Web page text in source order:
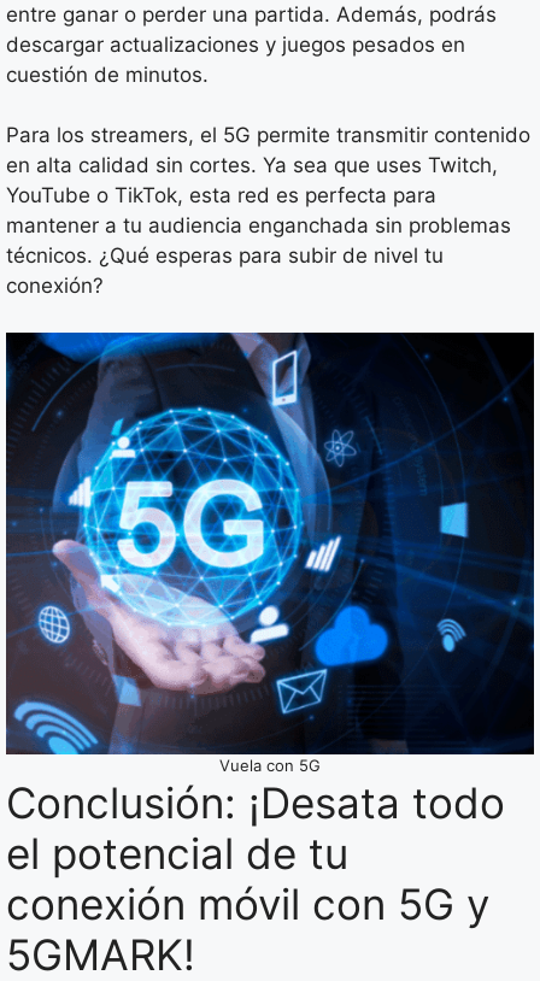
entre ganar o perder una partida. Además, podrás
descargar actualizaciones y juegos pesados en
cuestión de minutos.
Para los streamers, el 5G permite transmitir contenido
en alta calidad sin cortes. Ya sea que uses Twitch,
YouTube o TikTok, esta red es perfecta para
mantener a tu audiencia enganchada sin problemas
técnicos. ¿Qué esperas para subir de nivel tu
conexión?
Vuela con 5G
Conclusión: ¡Desata todo
el potencial de tu
conexión móvil con 5G y
5GMARK!